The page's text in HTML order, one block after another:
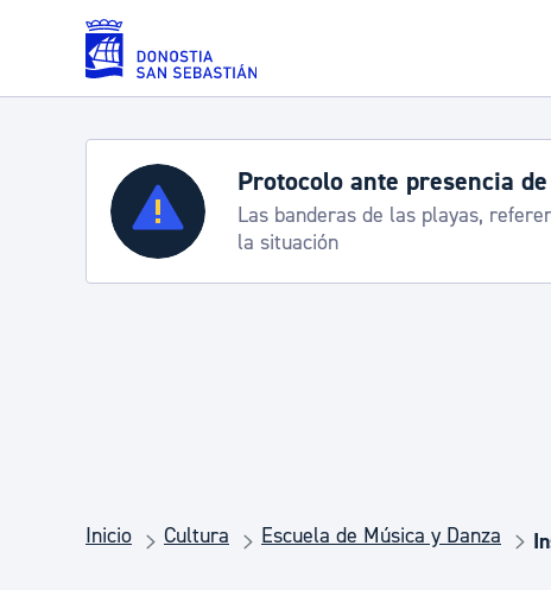
Saltar al contenido principal
Servicios
Padrón y asuntos personales
Seguridad ciudadana y emergencias
Protocolo ante presencia de carabelas
Las banderas de las playas, referencia para informarte de
Inicio Cultura Escuela de Música y Danza